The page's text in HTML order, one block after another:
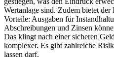
Wertanlage sind. Zudem bietet
Vorteile: Ausgaben für
Abschreibungen und Zinsen
Das klingt nach einer sicheren
komplexer. Es gibt zahlreiche
lassen darf.